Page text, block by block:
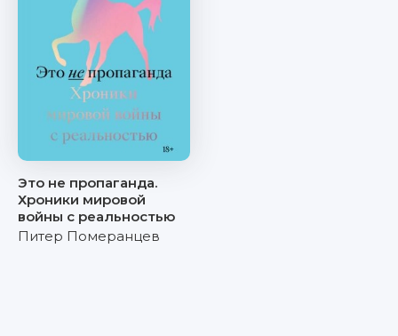
Это не пропаганда.
Хроники мировой
войны с реальностью
Питер Померанцев